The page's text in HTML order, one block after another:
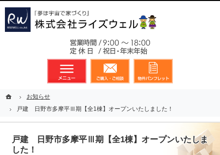
ホームお知らせ
戸建 日野市多摩平Ⅲ期【全1棟】オープンいたしました！
戸建 日野市多摩平Ⅲ期【全1棟】オープンいたしま
した！
メニュー 資料請求・お問合せ
ホームお知らせ
戸建 日野市多摩平Ⅲ期【全1棟】オープンいたしました！